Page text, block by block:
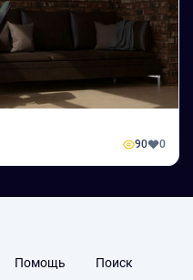
90 0
Помощь Поиск